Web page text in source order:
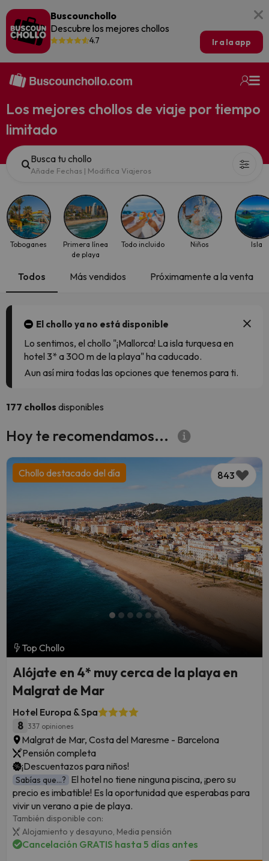
Buscounchollo
Descubre los mejores chollos
4.7 Ir a la app
Los mejores chollos de viaje por tiempo
limitado
Busca tu chollo
Añade Fechas | Modifica Viajeros
Toboganes
Primera línea
de playa
Todo incluido Niños Isla
Todos Más vendidos Próximamente a la venta
El chollo ya no está disponible
Lo sentimos, el chollo "¡Mallorca! La isla turquesa en
hotel 3* a 300 m de la playa" ha caducado.
Aun así mira todas las opciones que tenemos para ti.
177 chollos disponibles
Hoy te recomendamos...
Chollo destacado del día 843
Top Chollo
Alójate en 4* muy cerca de la playa en
Malgrat de Mar
Hotel Europa & Spa
8 337 opiniones
Malgrat de Mar, Costa del Maresme - Barcelona
Pensión completa
¡Descuentazos para niños!
Sabías que...? El hotel no tiene ninguna piscina, ¡pero su
precio es imbatible! Es la oportunidad que esperabas para
vivir un verano a pie de playa.
También disponible con:
Alojamiento y desayuno, Media pensión
Cancelación GRATIS hasta 5 días antes